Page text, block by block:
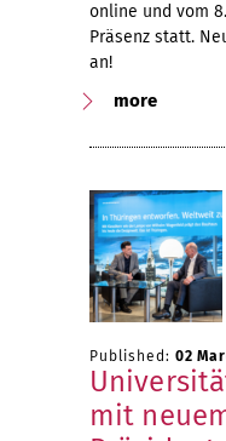
online und vom
Präsenz statt.
an!
more
Published: 02
mit